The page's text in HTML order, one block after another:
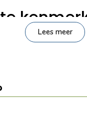
Lees meer